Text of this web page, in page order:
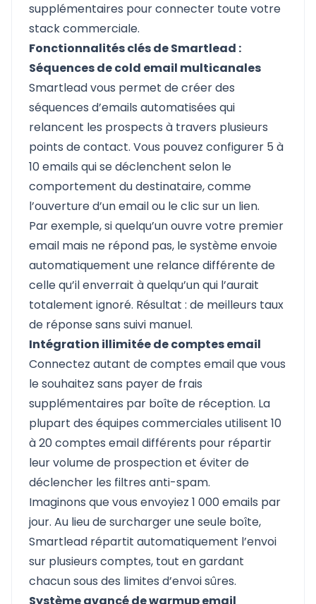
supplémentaires pour connecter toute votre
stack commerciale.
Fonctionnalités clés de Smartlead :
Séquences de cold email multicanales
Smartlead vous permet de créer des
séquences d’emails automatisées qui
relancent les prospects à travers plusieurs
points de contact. Vous pouvez configurer 5 à
10 emails qui se déclenchent selon le
comportement du destinataire, comme
l’ouverture d’un email ou le clic sur un lien.
Par exemple, si quelqu’un ouvre votre premier
email mais ne répond pas, le système envoie
automatiquement une relance différente de
celle qu’il enverrait à quelqu’un qui l’aurait
totalement ignoré. Résultat : de meilleurs taux
de réponse sans suivi manuel.
Intégration illimitée de comptes email
Connectez autant de comptes email que vous
le souhaitez sans payer de frais
supplémentaires par boîte de réception. La
plupart des équipes commerciales utilisent 10
à 20 comptes email différents pour répartir
leur volume de prospection et éviter de
déclencher les filtres anti-spam.
Imaginons que vous envoyiez 1 000 emails par
jour. Au lieu de surcharger une seule boîte,
Smartlead répartit automatiquement l’envoi
sur plusieurs comptes, tout en gardant
chacun sous des limites d’envoi sûres.